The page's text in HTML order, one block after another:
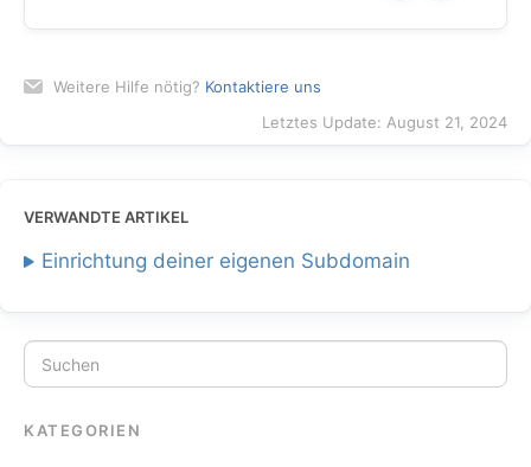
Weitere Hilfe nötig? Kontaktiere uns
Letztes Update: August 21, 2024
VERWANDTE ARTIKEL
Einrichtung deiner eigenen Subdomain
KATEGORIEN